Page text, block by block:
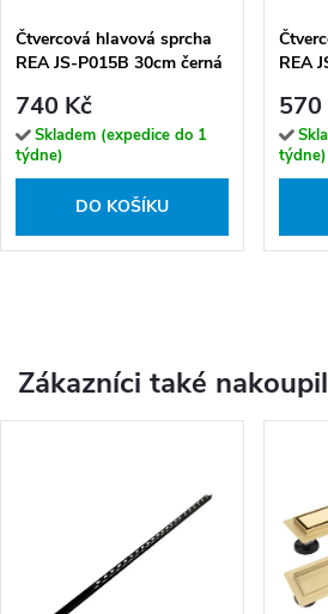
Čtvercová hlavová sprcha
REA JS-P015B 30cm černá
740 Kč
Skladem (expedice do 1
týdne)
DO KOŠÍKU
REA
570
týdne)
Zákazníci také